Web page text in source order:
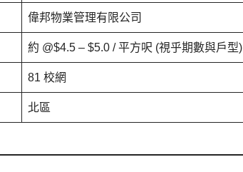
偉邦物業管理有限公司
約 @$4.5 – $5.0 / 平方呎 (視乎期數與戶型)
81 校網
北區